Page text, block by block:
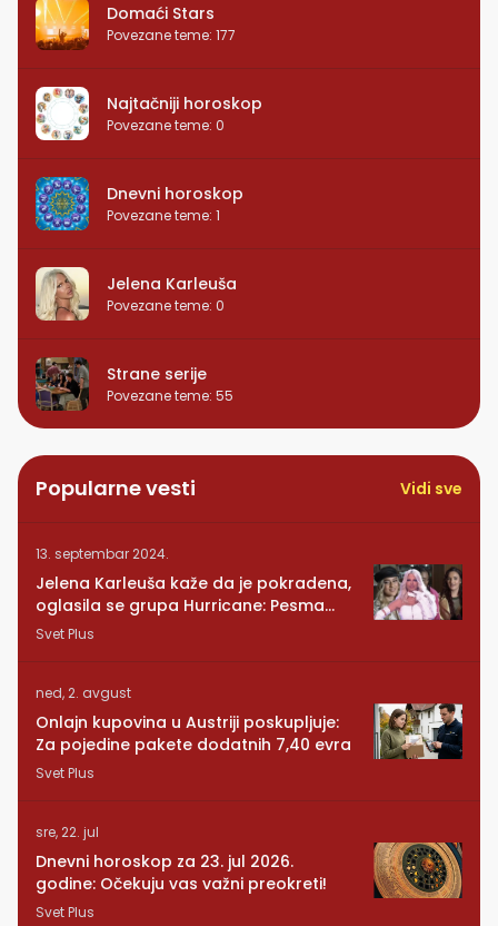
Domaći Stars
Povezane teme: 177
Najtačniji horoskop
Povezane teme: 0
Dnevni horoskop
Povezane teme: 1
Jelena Karleuša
Povezane teme: 0
Strane serije
Povezane teme: 55
Popularne vesti Vidi sve
13. septembar 2024.
Jelena Karleuša kaže da je pokradena,
oglasila se grupa Hurricane: Pesma
RUNDE je naša!
Svet Plus
ned, 2. avgust
Onlajn kupovina u Austriji poskupljuje:
Za pojedine pakete dodatnih 7,40 evra
Svet Plus
sre, 22. jul
Dnevni horoskop za 23. jul 2026.
godine: Očekuju vas važni preokreti!
Svet Plus